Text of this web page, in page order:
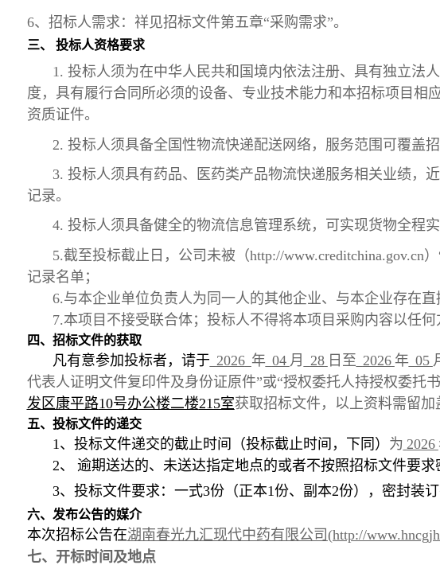
6、 招标人需求 ： 祥见招标文件第五章“采购需求”。
三、 投标人资格要求
1. 投标人须为在中华人民共和国境内依法注册、具有独立法
度，具有履行合同所必须的设备、 专业技术能力和 本招标项目相
资质证件。
2. 投标人须具备全国性物流快递配送网络，服务范围可覆盖
3. 投标人须具有药品、医药类产品物流快递服务相关业绩，
记录。
4. 投标人须具备健全的物流信息管理系统，可实现货物全程
5.截至投标截止日，公司未被（http://
记录名单；
6.与本企业单位负责人为同一人的其他企业、与本企业存在
7.本项目不接受联合体； 投标人不得将本项目采购内容以任何
四、 招标文件的获取
凡有意参加投标者，请于 2026 年 04 月 28 日至 2026 年 05
代表人证明文件复印件及身份证原件”或“授权委托人持授权委托
发区康平路10号办公楼二楼215室获取招标文件，以上资料需留加
五、 投标文件的递交
1、 投标文件递交的截止时间（投标截止时间，下同） 为 2026
2、
逾期送达的、未送达指定地点的或者不按照招标文件要求
3、 投标文件要求：一式3份（正本1份、副本2份），密封装
六、 发布公告的媒介
本次招标公告在湖南春光九汇现代中药有限公司(http://
七、 开标时间及地点